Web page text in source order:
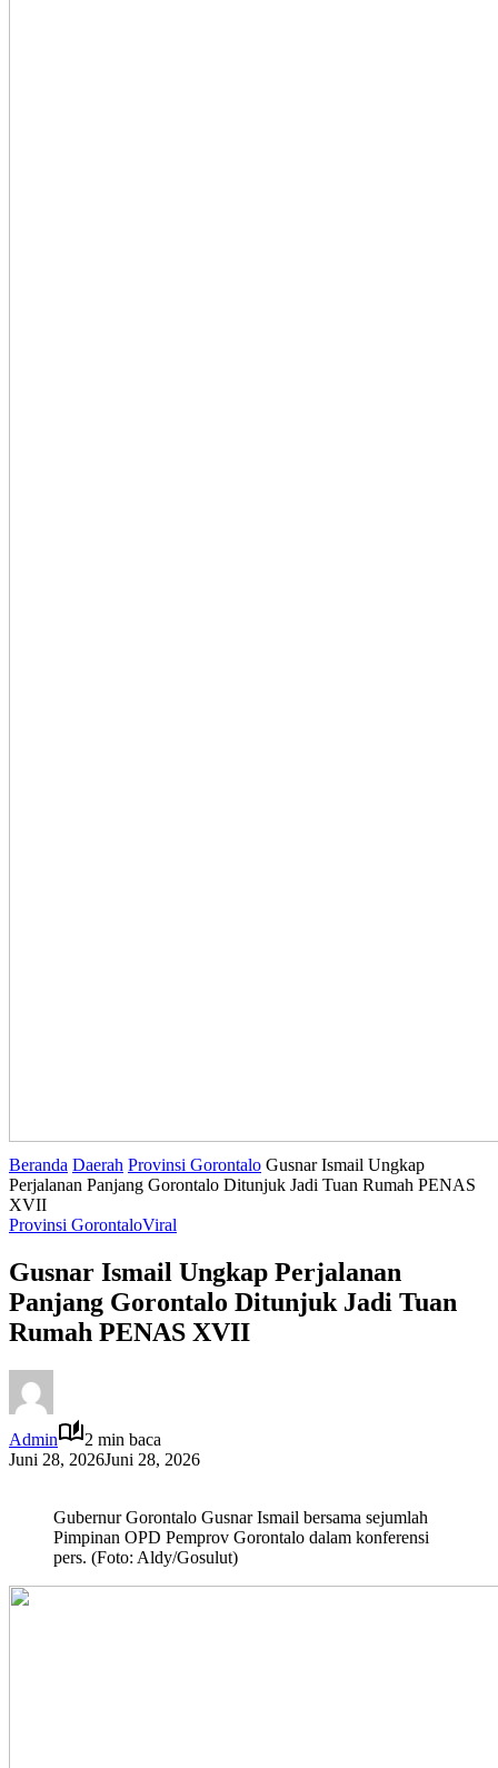
Beranda Daerah Provinsi Gorontalo Gusnar Ismail Ungkap
Perjalanan Panjang Gorontalo Ditunjuk Jadi Tuan Rumah PENAS
XVII
Provinsi GorontaloViral
Gusnar Ismail Ungkap Perjalanan
Panjang Gorontalo Ditunjuk Jadi Tuan
Rumah PENAS XVII
Admin
2 min baca
Juni 28, 2026Juni 28, 2026
Gubernur Gorontalo Gusnar Ismail bersama sejumlah
Pimpinan OPD Pemprov Gorontalo dalam konferensi
pers. (Foto: Aldy/Gosulut)